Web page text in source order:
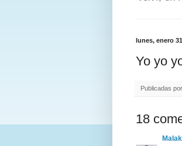
lunes, enero
Yo yo
Publicadas por
18